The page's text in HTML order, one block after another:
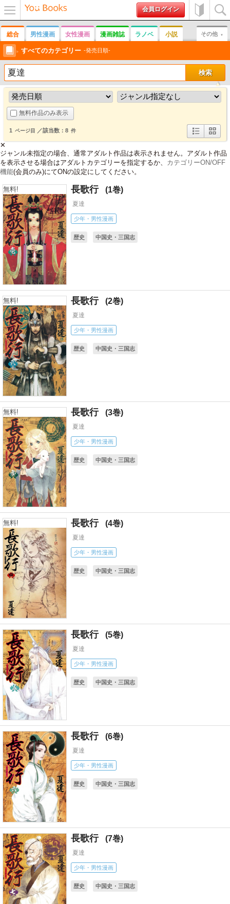
ー
会員ログイン
の方へ
総合 男性漫画 女性漫画 漫画雑誌 ラノベ 小説
男性誌 女性誌 趣味 実用書
その他
すべてのカテゴリー 発売日順
無料作品のみ表示
1 ページ目 ／該当数：8 件
詳
表
示
簡
表
示
✕
ジャンル未指定の場合、通常アダルト作品は表示されません。アダルト作品
を表示させる場合はアダルトカテゴリーを指定するか、
カテゴリーON/OFF
機能(会員のみ)にてONの設定にしてください。
無料! 長歌行 1
夏達
少年・男性漫画
歴史 中国史・三国志
無料! 長歌行 2
夏達
少年・男性漫画
歴史 中国史・三国志
無料! 長歌行 3
夏達
少年・男性漫画
歴史 中国史・三国志
無料! 長歌行 4
夏達
少年・男性漫画
歴史 中国史・三国志
長歌行 5
夏達
少年・男性漫画
歴史 中国史・三国志
長歌行 6
夏達
少年・男性漫画
歴史 中国史・三国志
長歌行 7
夏達
少年・男性漫画
歴史 中国史・三国志